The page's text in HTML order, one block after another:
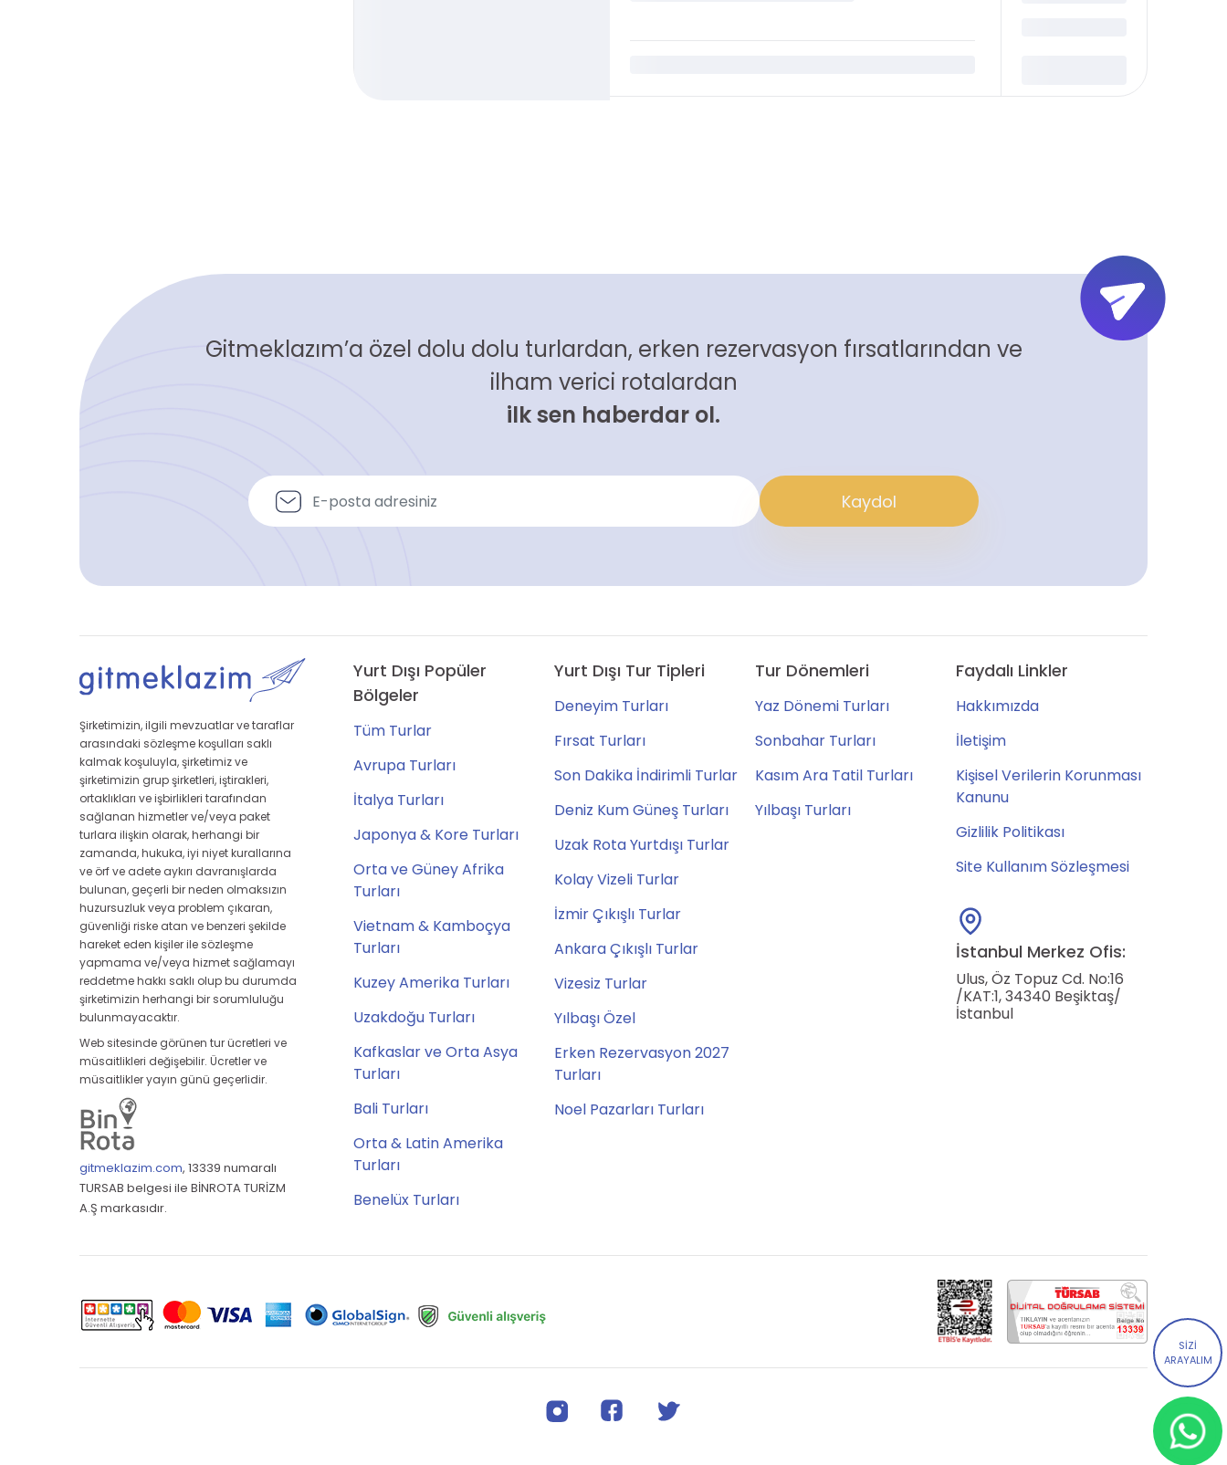
Gitmeklazım’a özel dolu dolu turlardan, erken rezervasyon fırsatlarından ve
ilham verici rotalardan
ilk sen haberdar ol.
Kaydol
Şirketimizin, ilgili mevzuatlar ve taraflar
arasındaki sözleşme koşulları saklı
kalmak koşuluyla, şirketimiz ve
şirketimizin grup şirketleri, iştirakleri,
ortaklıkları ve işbirlikleri tarafından
sağlanan hizmetler ve/veya paket
turlara ilişkin olarak, herhangi bir
zamanda, hukuka, iyi niyet kurallarına
ve örf ve adete aykırı davranışlarda
bulunan, geçerli bir neden olmaksızın
huzursuzluk veya problem çıkaran,
güvenliği riske atan ve benzeri şekilde
hareket eden kişiler ile sözleşme
yapmama ve/veya hizmet sağlamayı
reddetme hakkı saklı olup bu durumda
şirketimizin herhangi bir sorumluluğu
bulunmayacaktır.
Web sitesinde görünen tur ücretleri ve
müsaitlikleri değişebilir. Ücretler ve
müsaitlikler yayın günü geçerlidir.
gitmeklazim.com, 13339 numaralı
TURSAB belgesi ile BİNROTA TURİZM
A.Ş markasıdır.
Yurt Dışı Popüler
Bölgeler
Tüm Turlar
Avrupa Turları
İtalya Turları
Japonya & Kore Turları
Orta ve Güney Afrika
Turları
Vietnam & Kamboçya
Turları
Kuzey Amerika Turları
Uzakdoğu Turları
Kafkaslar ve Orta Asya
Turları
Bali Turları
Orta & Latin Amerika
Turları
Benelüx Turları
Yurt Dışı Tur Tipleri
Deneyim Turları
Fırsat Turları
Son Dakika İndirimli Turlar
Deniz Kum Güneş Turları
Uzak Rota Yurtdışı Turlar
Kolay Vizeli Turlar
İzmir Çıkışlı Turlar
Ankara Çıkışlı Turlar
Vizesiz Turlar
Yılbaşı Özel
Erken Rezervasyon 2027
Turları
Noel Pazarları Turları
Tur Dönemleri
Yaz Dönemi Turları
Sonbahar Turları
Kasım Ara Tatil Turları
Yılbaşı Turları
Faydalı Linkler
Hakkımızda
İletişim
Kişisel Verilerin Korunması
Kanunu
Gizlilik Politikası
Site Kullanım Sözleşmesi
İstanbul Merkez Ofis:
Ulus, Öz Topuz Cd. No:16
/KAT:1, 34340 Beşiktaş/
İstanbul
SİZİ
ARAYALIM